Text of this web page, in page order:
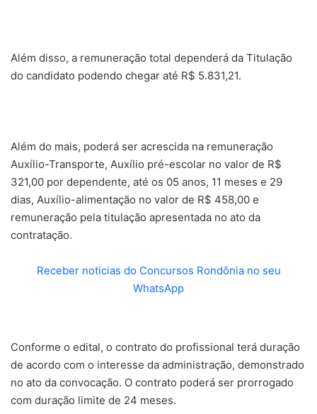
Além disso, a remuneração total dependerá da Titulação
do candidato podendo chegar até R$ 5.831,21.
Além do mais, poderá ser acrescida na remuneração
Auxílio-Transporte, Auxílio pré-escolar no valor de R$
321,00 por dependente, até os 05 anos, 11 meses e 29
dias, Auxílio-alimentação no valor de R$ 458,00 e
remuneração pela titulação apresentada no ato da
contratação.
Receber noticias do Concursos Rondônia no seu
WhatsApp
Conforme o edital, o contrato do profissional terá duração
de acordo com o interesse da administração, demonstrado
no ato da convocação. O contrato poderá ser prorrogado
com duração limite de 24 meses.